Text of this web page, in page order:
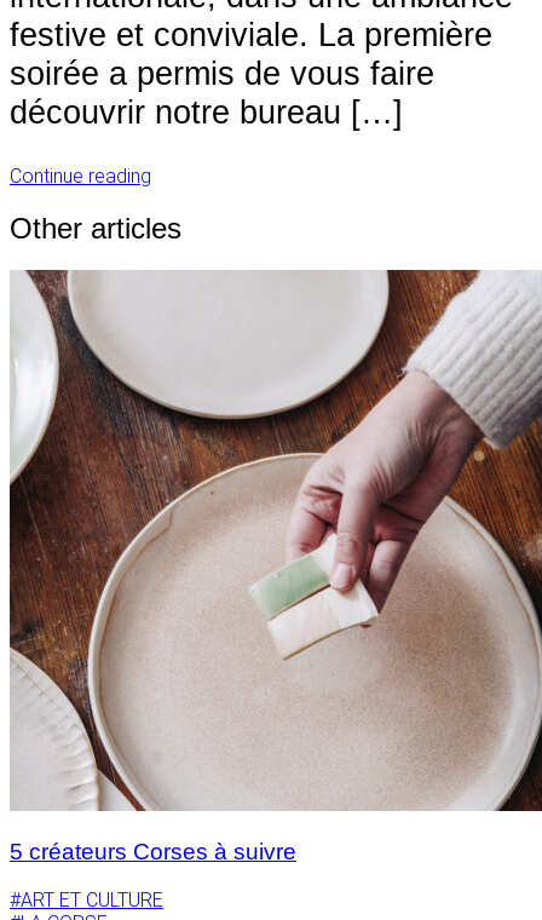
festive et conviviale. La première
soirée a permis de vous faire
découvrir notre bureau […]
Continue reading
Other articles
5 créateurs Corses à suivre
#ART ET CULTURE